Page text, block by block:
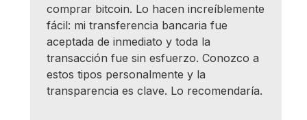
Bull Bitcoin. Vendí Bitcoins un domingo y
tuve el dinero en mi cuenta corriente
personal el lunes por la mañana.
Además, otra vez tuve un problema de
seguridad importante (no relacionado con
Bull Bitcoin) ya que había perdido